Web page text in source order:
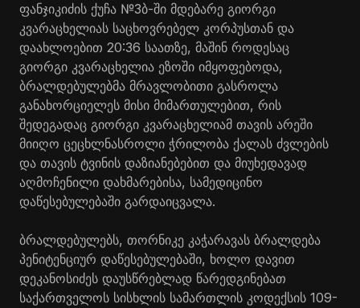
ფანჯიკიძის ქუჩა №3ბ-ში მდებარე გიორგი
კვარაცხელიას საცხოვრებელ კორპუსთან და
დაახლოებით 20:36 საათზე, მაშინ როდესაც
გიორგი კვარაცხელია ეზოში იმყოფებოდა,
ბრალდებულებმა მრავლობითი გასროლა
განახორციელეს მისი მიმართულებით, რის
შედეგადაც გიორგი კვარაცხელიამ თავის არეში
მიიღო ცეცხლნასროლი ჭრილობა ქალას ძვლების
და თავის ტვინის დაზიანებებით და მიუხედავად
აღმოჩენილი დახმარებისა, სამედიცინო
დაწესებულებაში გარდაიცვალა.
ბრალდებულებს, თორნიკე კაჭარავას ბრალდება
პენიტენციურ დაწესებულებაში, ხოლო დავით
დეკანოსიძეს დაუსწრებლად წარედგინებათ
საქართველოს სისხლის სამართლის კოდექსის 109-